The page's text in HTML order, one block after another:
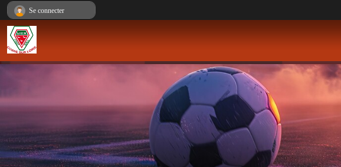
Se connecter
Panneau de gestion des cookies